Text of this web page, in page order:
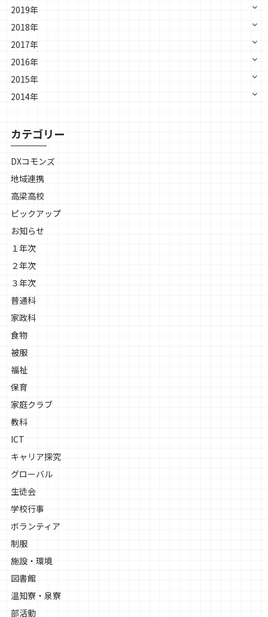
2019年
2018年
2017年
2016年
2015年
2014年
カテゴリー
DXコモンズ
地域連携
高梁高校
ピックアップ
お知らせ
１年次
２年次
３年次
普通科
家政科
食物
被服
福祉
保育
家庭クラブ
教科
ICT
キャリア探究
グローバル
生徒会
学校行事
ボランティア
制服
施設・環境
図書館
温知寮・泉寮
部活動